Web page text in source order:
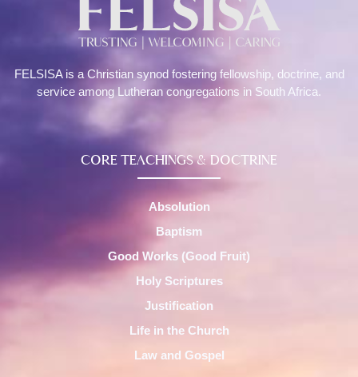
FELSISA is a Christian synod fostering fellowship, doctrine, and
service among Lutheran congregations in South Africa.
CORE TEACHINGS & DOCTRINE
Absolution
Baptism
Good Works (Good Fruit)
Holy Scriptures
Justification
Life in the Church
Law and Gospel